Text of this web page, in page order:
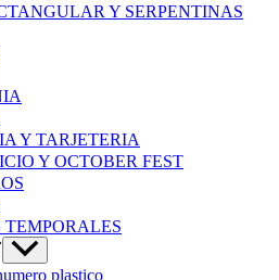
Y SERPENTINAS
Y TARJETERIA
Y OCTOBER FEST
TEMPORALES
plastico